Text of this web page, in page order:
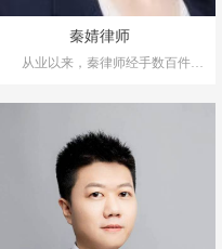
秦婧律师
从业以来，秦律师经手数百件刑
有丰富的实践经验和深厚的专业知
识。如保健品诈骗案、投资类型诈骗
案、“借贷型”诈骗案、电信网络诈骗
案等各类涉诈案件、开设赌场、盗
窃、寻衅滋事、非法经营、假冒注册
商标、非法吸收公众存款、集资诈
骗、贷款诈骗、掩饰隐瞒犯罪所得、